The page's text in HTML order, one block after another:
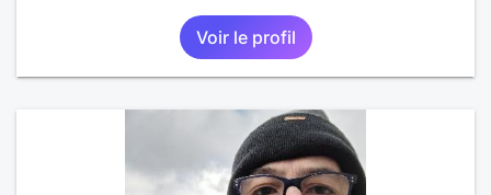
Voir le profil